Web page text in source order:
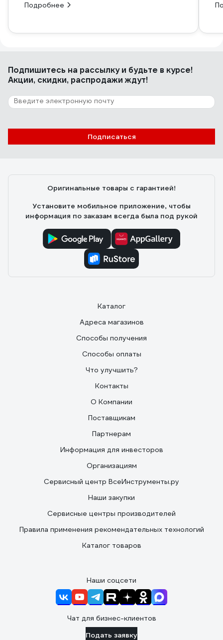
Подробнее
Подпишитесь на рассылкуи будьте в курсе!
Акции, скидки, распродажи ждут!
Подписаться
Оригинальные товары с гарантией!
Установите мобильное приложение, чтобы
информация по заказам всегда была под рукой
Каталог
Адреса магазинов
Способы получения
Способы оплаты
Что улучшить?
Контакты
О Компании
Поставщикам
Партнерам
Информация для инвесторов
Организациям
Сервисный центр ВсеИнструменты.ру
Наши закупки
Сервисные центры производителей
Правила применения рекомендательных технологий
Каталог товаров
Наши соцсети
Чат для бизнес-клиентов
Подать заявку